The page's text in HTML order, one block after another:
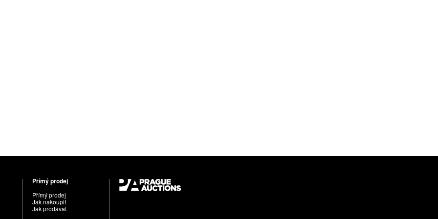
Přímý prodej
Přímý prodej
Jak nakoupit
Jak prodávat